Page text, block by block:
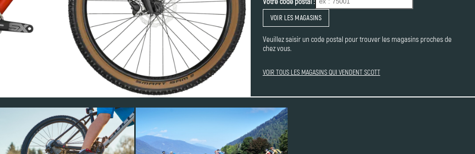
VOIR LES MAGASINS
Veuillez saisir un code postal pour trouver les magasins proches de
chez vous.
VOIR TOUS LES MAGASINS QUI VENDENT SCOTT